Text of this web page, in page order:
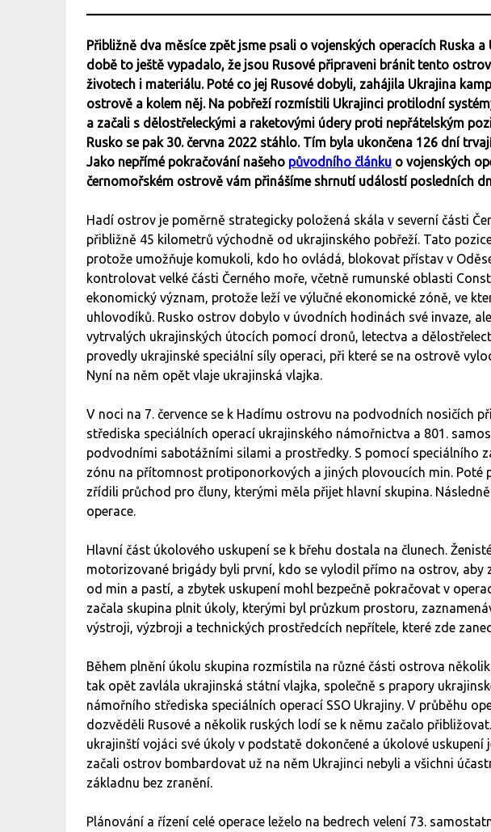
Přibližně dva měsíce zpět jsme psali o vojenských operacích Ruska
době to ještě vypadalo, že jsou Rusové připraveni bránit tento
životech i materiálu. Poté co jej Rusové dobyli, zahájila Ukrajina
ostrově a kolem něj. Na pobřeží rozmístili Ukrajinci protilodní
a začali s dělostřeleckými a raketovými údery proti nepřátelským
Rusko se pak 30. června 2022 stáhlo. Tím byla ukončena 126 dní
Jako nepřímé pokračování našeho původního článku o vojenských
černomořském ostrově vám přinášíme shrnutí událostí posledních
Hadí ostrov je poměrně strategicky položená skála v severní části
přibližně 45 kilometrů východně od ukrajinského pobřeží. Tato
protože umožňuje komukoli, kdo ho ovládá, blokovat přístav v
kontrolovat velké části Černého moře, včetně rumunské oblasti
ekonomický význam, protože leží ve výlučné ekonomické zóně, ve
uhlovodíků. Rusko ostrov dobylo v úvodních hodinách své invaze,
vytrvalých ukrajinských útocích pomocí dronů, letectva a
provedly ukrajinské speciální síly operaci, při které se na ostrově
Nyní na něm opět vlaje ukrajinská vlajka.
V noci na 7. července se k Hadímu ostrovu na podvodních nosičích
střediska speciálních operací ukrajinského námořnictva a 801.
podvodními sabotážními silami a prostředky. S pomocí speciálního
zónu na přítomnost protiponorkových a jiných plovoucích min. Poté
zřídili průchod pro čluny, kterými měla přijet hlavní skupina.
operace.
Hlavní část úkolového uskupení se k břehu dostala na člunech.
motorizované brigády byli první, kdo se vylodil přímo na ostrov, aby
od min a pastí, a zbytek uskupení mohl bezpečně pokračovat v
začala skupina plnit úkoly, kterými byl průzkum prostoru,
výstroji, výzbroji a technických prostředcích nepřítele, které zde
Během plnění úkolu skupina rozmístila na různé části ostrova
tak opět zavlála ukrajinská státní vlajka, společně s prapory
námořního střediska speciálních operací SSO Ukrajiny. V průběhu
dozvěděli Rusové a několik ruských lodí se k němu začalo
ukrajinští vojáci své úkoly v podstatě dokončené a úkolové uskupení
začali ostrov bombardovat už na něm Ukrajinci nebyli a všichni
základnu bez zranění.
Plánování a řízení celé operace leželo na bedrech velení 73.